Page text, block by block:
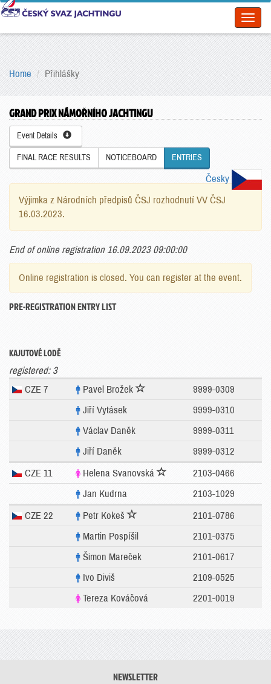
Home Přihlášky
GRAND PRIX NÁMOŘNÍHO JACHTINGU
Event Details
FINAL RACE RESULTS NOTICEBOARD ENTRIES
Česky
Výjimka z Národních předpisů ČSJ rozhodnutí VV ČSJ
16.03.2023.
End of online registration 16.09.2023 09:00:00
Online registration is closed. You can register at the event.
PRE-REGISTRATION ENTRY LIST
KAJUTOVÉ LODĚ
registered: 3
CZE 7
Pavel Brožek
9999-0309
Jiří Vytásek
9999-0310
Václav Daněk
9999-0311
Jiří Daněk
9999-0312
CZE 11 Helena Svanovská
2103-0466
Jan Kudrna
2103-1029
CZE 22 Petr Kokeš
2101-0786
Martin Pospíšil
2101-0375
Šimon Mareček
2101-0617
Ivo Diviš
2109-0525
Tereza Kováčová
2201-0019
NEWSLETTER